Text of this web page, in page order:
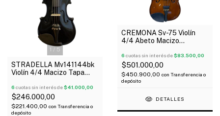
1 / 5
STRADELLA Mv141144bk
Violín 4/4 Macizo Tapa
Arco Resina
6 cuotas sin interés de$41.000,00
$246.000,00
$221.400,00 con Transferencia o
depósito
CREMONA Sv-75 Violín
4/4 Abeto Macizo
Resina Arco
6 cuotas sin interés de$83.500,00
$501.000,00
$450.900,00 con Transferencia o
depósito
DETALLES